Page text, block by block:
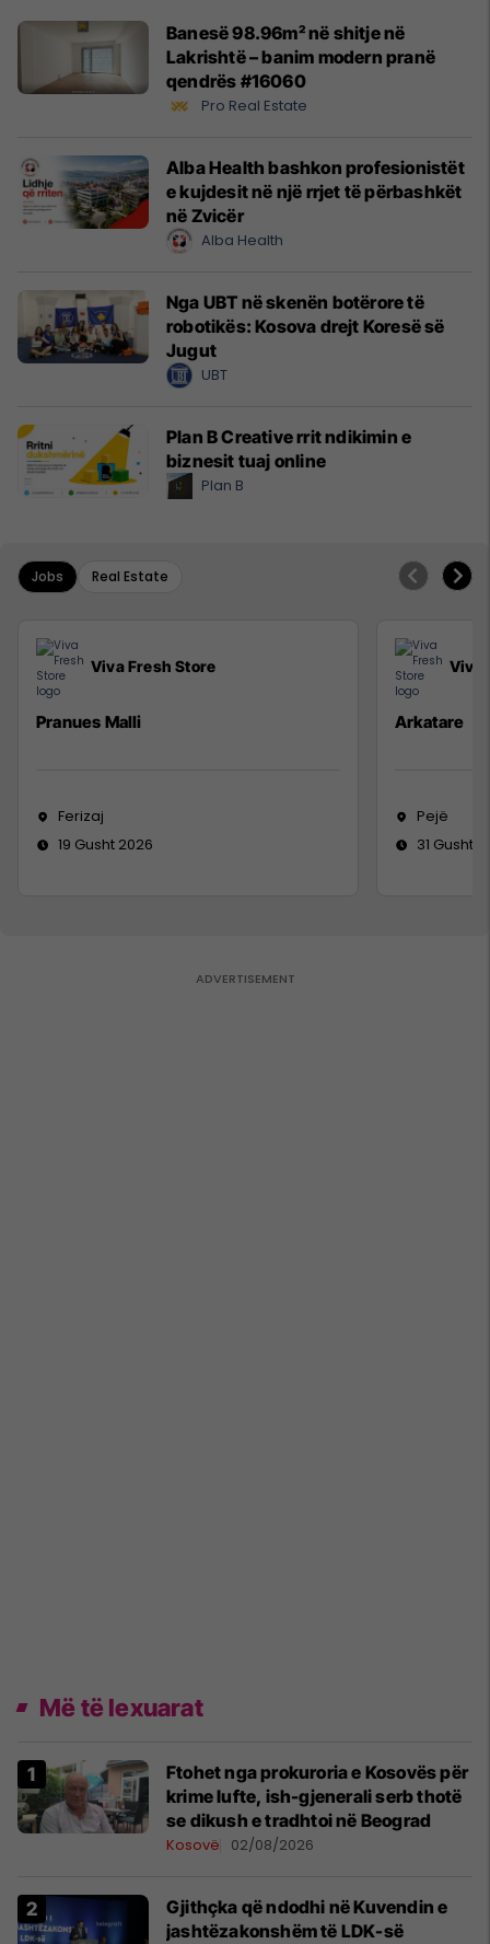
Banesë 98.96m² në shitje në
Lakrishtë – banim modern pranë
qendrës #16060
Pro Real Estate
Alba Health bashkon profesionistët
e kujdesit në një rrjet të përbashkët
në Zvicër
Alba Health
Nga UBT në skenën botërore të
robotikës: Kosova drejt Koresë së
Jugut
UBT
Plan B Creative rrit ndikimin e
biznesit tuaj online
Plan B
Jobs Real Estate
Viva Fresh Store
Pranues Malli
Ferizaj
19 Gusht 2026
Viva
Arkatare
Pejë
31 Gusht
Më të lexuarat
Ftohet nga prokuroria e Kosovës për
krime lufte, ish-gjenerali serb thotë
se dikush e tradhtoi në Beograd
Kosovë 02/08/2026
Gjithçka që ndodhi në Kuvendin e
jashtëzakonshëm të LDK-së